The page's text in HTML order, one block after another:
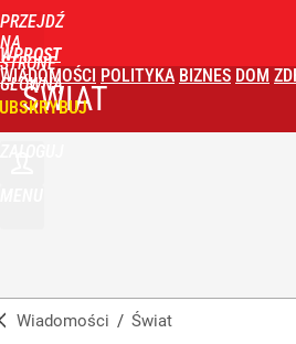
PRZEJDŹ
NA
STRONĘ
GŁÓWNĄ
WPROST
WIADOMOŚCI POLITYKA BIZNES DOM
ŚWIAT
Wiadomości / Świat